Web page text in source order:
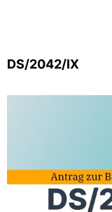
DS/2042/IX